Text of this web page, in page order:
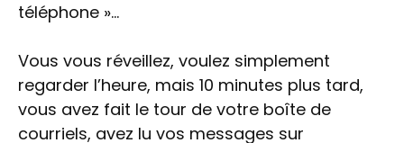
téléphone »…
Vous vous réveillez, voulez simplement
regarder l’heure, mais 10 minutes plus tard,
vous avez fait le tour de votre boîte de
courriels, avez lu vos messages sur